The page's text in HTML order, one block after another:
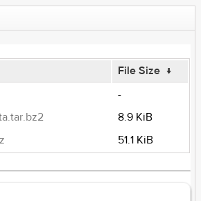
File Size ↓
-
8.9 KiB
51.1 KiB